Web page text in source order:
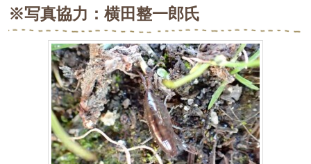
※写真協力：横田整一郎氏